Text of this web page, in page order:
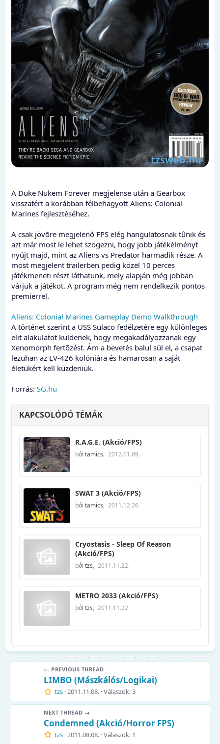
A Duke Nukem Forever megjelense után a Gearbox
visszatért a korábban félbehagyott Aliens: Colonial
Marines fejlesztéséhez.
A csak jövõre megjelenõ FPS elég hangulatosnak tûnik és
azt már most le lehet szögezni, hogy jobb játékélményt
nyújt majd, mint az Aliens vs Predator harmadik része. A
most megjelent trailerben pedig közel 10 perces
játékmeneti részt láthatunk, mely alapján még jobban
várjuk a játékot. A program még nem rendelkezik pontos
premierrel.
Aliens: Colonial Marines Gameplay Demo Walkthrough
A történet szerint a USS Sulaco fedélzetére egy különleges
elit alakulatot küldenek, hogy megakadályozzanak egy
Xenomorph fertõzést. Ám a bevetés balul sül el, a csapat
lezuhan az LV-426 kolóniára és hamarosan a saját
életükért kell küzdeniük.
Forrás: SG.hu
KAPCSOLÓDÓ TÉMÁK
R.A.G.E. (Akció/FPS)
bởi tamics, 2012.01.09.
SWAT 3 (Akció/FPS)
bởi tamics, 2011.12.26.
Cryostasis - Sleep Of Reason
(Akció/FPS)
bởi tzs, 2011.11.22.
METRO 2033 (Akció/FPS)
bởi tzs, 2011.11.22.
← PREVIOUS THREAD
LIMBO (Mászkálós/Logikai)
tzs 2011.11.08. Válaszok: 3
NEXT THREAD →
Condemned (Akció/Horror FPS)
tzs 2011.08.08. Válaszok: 1